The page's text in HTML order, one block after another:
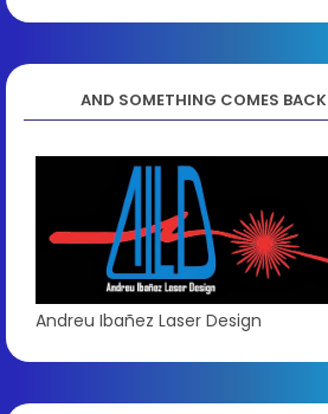
AND SOMETHING COMES
Andreu Ibañez Laser Design